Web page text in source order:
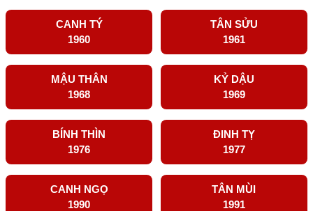
CANH TÝ
1960
TÂN SỬU
1961
MẬU THÂN
1968
KỶ DẬU
1969
BÍNH THÌN
1976
ĐINH TỴ
1977
CANH NGỌ
1990
TÂN MÙI
1991